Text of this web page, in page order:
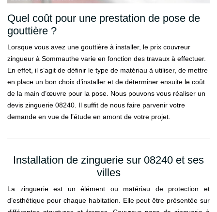
Quel coût pour une prestation de pose de
gouttière ?
Lorsque vous avez une gouttière à installer, le prix couvreur
zingueur à Sommauthe varie en fonction des travaux à effectuer.
En effet, il s’agit de définir le type de matériau à utiliser, de mettre
en place un bon choix d’installer et de déterminer ensuite le coût
de la main d’œuvre pour la pose. Nous pouvons vous réaliser un
devis zinguerie 08240. Il suffit de nous faire parvenir votre
demande en vue de l’étude en amont de votre projet.
Installation de zinguerie sur 08240 et ses
villes
La zinguerie est un élément ou matériau de protection et
d’esthétique pour chaque habitation. Elle peut être présentée sur